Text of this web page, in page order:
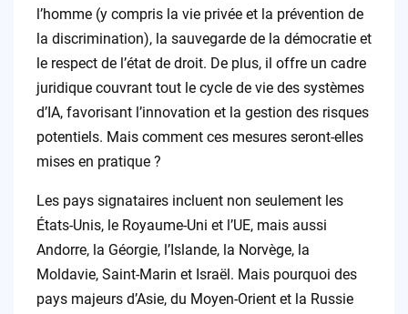
l’homme (y compris la vie privée et la prévention de
la discrimination), la sauvegarde de la démocratie et
le respect de l’état de droit. De plus, il offre un cadre
juridique couvrant tout le cycle de vie des systèmes
d’IA, favorisant l’innovation et la gestion des risques
potentiels. Mais comment ces mesures seront-elles
mises en pratique ?
Les pays signataires incluent non seulement les
États-Unis, le Royaume-Uni et l’UE, mais aussi
Andorre, la Géorgie, l’Islande, la Norvège, la
Moldavie, Saint-Marin et Israël. Mais pourquoi des
pays majeurs d’Asie, du Moyen-Orient et la Russie